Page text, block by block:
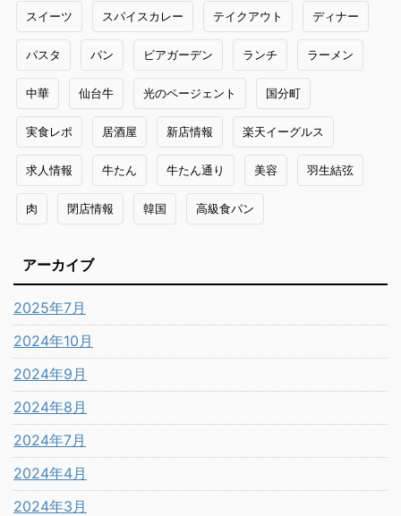
スイーツ スパイスカレー テイクアウト ディナー
パスタ パン ビアガーデン ランチ ラーメン
中華 仙台牛 光のページェント 国分町
実食レポ 居酒屋 新店情報 楽天イーグルス
求人情報 牛たん 牛たん通り 美容 羽生結弦
肉 閉店情報 韓国 高級食パン
アーカイブ
2025年7月
2024年10月
2024年9月
2024年8月
2024年7月
2024年4月
2024年3月